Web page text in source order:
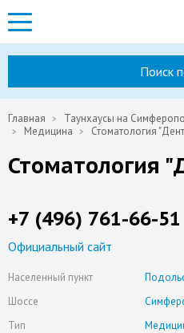
Поиск
Главная Таунхаусы на
Медицина
Стоматология
Стоматология
+7 (496) 761-66-51
Официальный сайт
Населенный пункт
Шоссе
Тип